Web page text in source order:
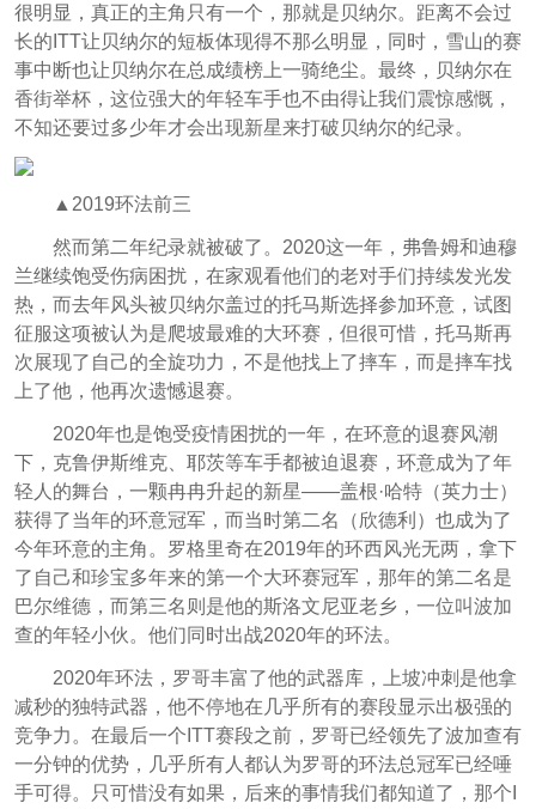
很明显，真正的主角只有一个，那就是贝纳尔。距离不会过
长的ITT让贝纳尔的短板体现得不那么明显，同时，雪山的赛
事中断也让贝纳尔在总成绩榜上一骑绝尘。最终，贝纳尔在
香街举杯，这位强大的年轻车手也不由得让我们震惊感慨，
不知还要过多少年才会出现新星来打破贝纳尔的纪录。
▲2019环法前三
然而第二年纪录就被破了。2020这一年，弗鲁姆和迪穆
兰继续饱受伤病困扰，在家观看他们的老对手们持续发光发
热，而去年风头被贝纳尔盖过的托马斯选择参加环意，试图
征服这项被认为是爬坡最难的大环赛，但很可惜，托马斯再
次展现了自己的全旋功力，不是他找上了摔车，而是摔车找
上了他，他再次遗憾退赛。
2020年也是饱受疫情困扰的一年，在环意的退赛风潮
下，克鲁伊斯维克、耶茨等车手都被迫退赛，环意成为了年
轻人的舞台，一颗冉冉升起的新星——盖根·哈特（英力士）
获得了当年的环意冠军，而当时第二名（欣德利）也成为了
今年环意的主角。罗格里奇在2019年的环西风光无两，拿下
了自己和珍宝多年来的第一个大环赛冠军，那年的第二名是
巴尔维德，而第三名则是他的斯洛文尼亚老乡，一位叫波加
查的年轻小伙。他们同时出战2020年的环法。
2020年环法，罗哥丰富了他的武器库，上坡冲刺是他拿
减秒的独特武器，他不停地在几乎所有的赛段显示出极强的
竞争力。在最后一个ITT赛段之前，罗哥已经领先了波加查有
一分钟的优势，几乎所有人都认为罗哥的环法总冠军已经唾
手可得。只可惜没有如果，后来的事情我们都知道了，那个I